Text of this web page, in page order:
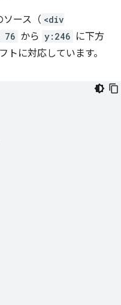
ソース（ <div
から y:246 に下方
トに対応しています。